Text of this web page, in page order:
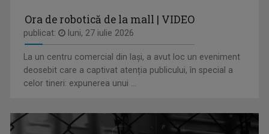
ANDREEA ŞTILIUC
Primul interviu l-a luat când avea doar 11 ani ...
Ora de robotică de la mall | VIDEO
publicat: luni, 27 iulie 2026
La un centru comercial din Iași, a avut loc un eveniment
deosebit care a captivat atenția publicului, în special a
celor tineri: expunerea unui ...